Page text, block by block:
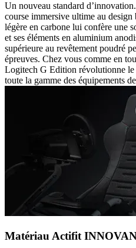
Un nouveau standard
course immersive ultime au design
légère en carbone lui confère une
et ses éléments en aluminium
supérieure au revêtement poudré
épreuves. Chez vous comme en
Logitech G Edition révolutionne le
toute la gamme des équipements
Matériau Actifit